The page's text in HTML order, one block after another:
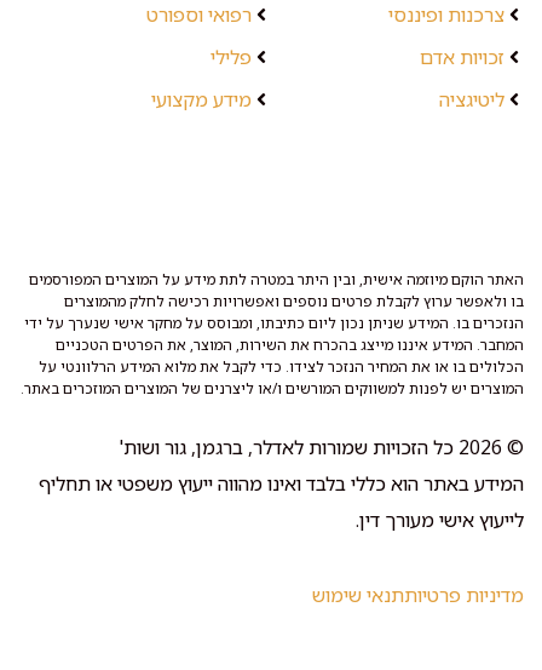
צרכנות ופיננסי
זכויות אדם
ליטיגציה
רפואי וספורט
פלילי
מידע מקצועי
האתר הוקם מיוזמה אישית, ובין היתר במטרה לתת מידע על המוצרים המפורסמים
בו ולאפשר ערוץ לקבלת פרטים נוספים ואפשרויות רכישה לחלק מהמוצרים
הנזכרים בו. המידע שניתן נכון ליום כתיבתו, ומבוסס על מחקר אישי שנערך על ידי
המחבר. המידע איננו מייצג בהכרח את השירות, המוצר, את הפרטים הטכניים
הכלולים בו או את המחיר הנזכר לצידו. כדי לקבל את מלוא המידע הרלוונטי על
המוצרים יש לפנות למשווקים המורשים ו/או ליצרנים של המוצרים המוזכרים באתר.
© 2026 כל הזכויות שמורות לאדלר, ברגמן, גור ושות'
המידע באתר הוא כללי בלבד ואינו מהווה ייעוץ משפטי או תחליף
לייעוץ אישי מעורך דין.
מדיניות פרטיותתנאי שימוש